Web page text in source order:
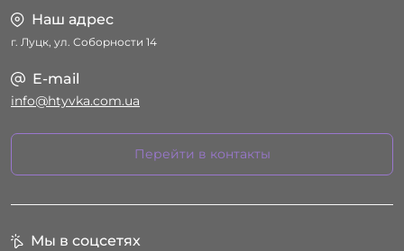
Наш адрес
г. Луцк, ул. Соборности 14
E-mail
info@htyvka.com.ua
Перейти в контакты
Мы в соцсетях